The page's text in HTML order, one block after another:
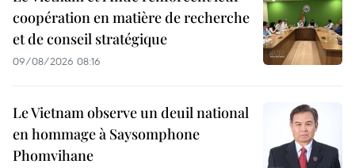
coopération en matière de recherche
et de conseil stratégique
09/08/2026 08:16
Le Vietnam observe un deuil national
en hommage à Saysomphone
Phomvihane